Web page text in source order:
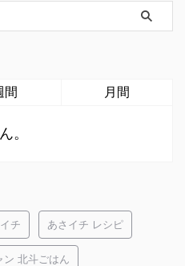
間 月間
。
チ あさイチ レシピ
ン 北斗ごはん